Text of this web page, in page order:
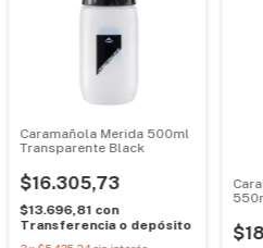
Caramañola Merida 500ml
Transparente Black
$16.305,73
$13.696,81 con
Transferencia o depósito